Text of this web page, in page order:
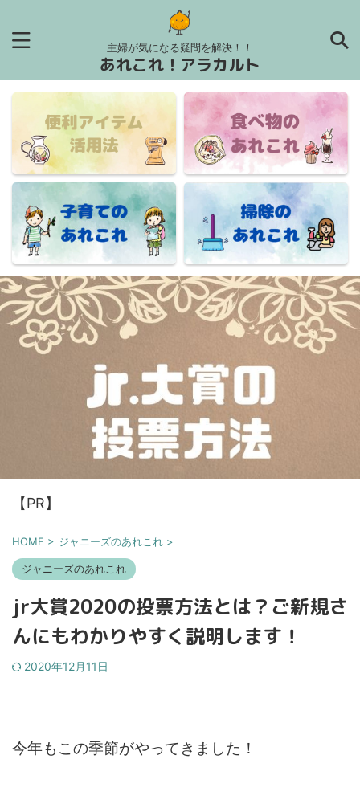
主婦が気になる疑問を解決！！
あれこれ！アラカルト
【PR】
HOME > ジャニーズのあれこれ >
ジャニーズのあれこれ
jr大賞2020の投票方法とは？ご新規さ
んにもわかりやすく説明します！
2020年12月11日
今年もこの季節がやってきました！